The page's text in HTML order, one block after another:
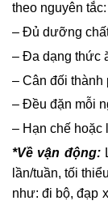
theo nguyên tắc:
– Đủ dưỡng
– Đa dạng thức
– Cân đối thành
– Đều đặn mỗi
– Hạn chế hoặc
*Về vận động:
lần/tuần, tối
như: đi bộ, đạp